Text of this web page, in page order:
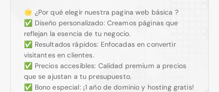
🌟 ¿Por qué elegir nuestra pagina web básica ?
✅ Diseño personalizado: Creamos páginas que
reflejan la esencia de tu negocio.
✅ Resultados rápidos: Enfocadas en convertir
visitantes en clientes.
✅ Precios accesibles: Calidad premium a precios
que se ajustan a tu presupuesto.
✅ Bono especial: ¡1 año de dominio y hosting gratis!